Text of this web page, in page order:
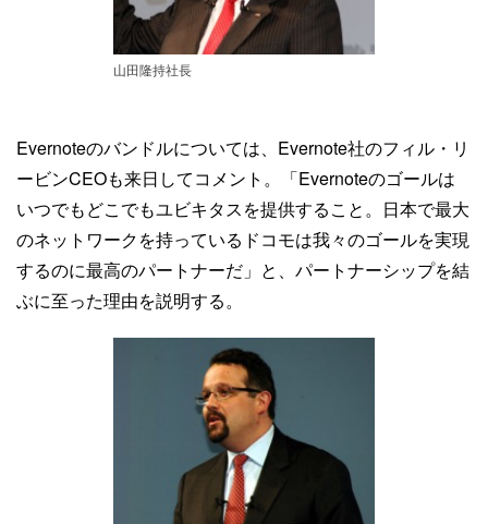
山田隆持社長
Evernoteのバンドルについては、Evernote社のフィル・リ
ービンCEOも来日してコメント。「Evernoteのゴールは
いつでもどこでもユビキタスを提供すること。日本で最大
のネットワークを持っているドコモは我々のゴールを実現
するのに最高のパートナーだ」と、パートナーシップを結
ぶに至った理由を説明する。